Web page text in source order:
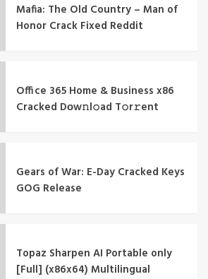
Mafia: The Old Country – Man of
Honor Crack Fixed Reddit
Office 365 Home & Business x86
Cracked Dоw𝚗l𝚘ad T𝚘r𝚛ent
Gears of War: E-Day Cracked Keys
GOG Release
Topaz Sharpen AI Portable only
[Full] (x86x64) Multilingual